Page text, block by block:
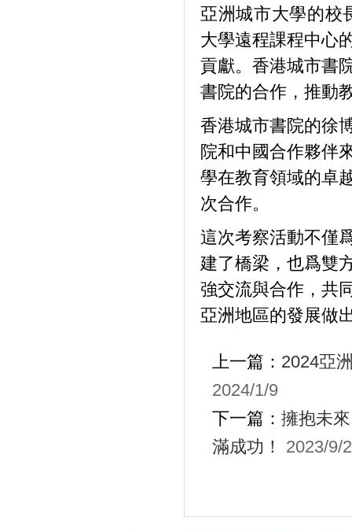
亞洲城市大學的校
大學遠程課程中心
貢獻。香港城市書
書院的合作，推動
香港城市書院的徐
院和中國合作夥伴
學在教育領域的卓
次合作。
這次考察活動不僅
建了橋梁，也爲雙
強交流與合作，共
亞洲地區的發展做
上一篇： 2024亞
2024/1/9
下一篇： 擁抱未
滿成功！
2023/9/